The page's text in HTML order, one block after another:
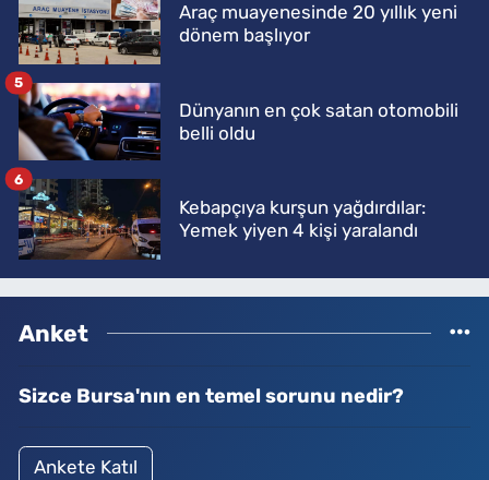
Araç muayenesinde 20 yıllık yeni
dönem başlıyor
Dünyanın en çok satan otomobili
belli oldu
5
Kebapçıya kurşun yağdırdılar:
Yemek yiyen 4 kişi yaralandı
6
Anket
Sizce Bursa'nın en temel sorunu nedir?
Ankete Katıl